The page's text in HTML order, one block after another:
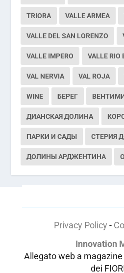
TRIORA VALLE ARMEA
VALLE DEL SAN LORENZO
VALLE IMPERO VALLE RIO
VAL NERVIA VAL ROJA
WINE БЕРЕГ
ДИАНСКАЯ ДОЛИНА
ПАРКИ И САДЫ СТЕРИЯ
ДОЛИНЫ АРДЖЕНТИНА
Privacy Policy -
Innovation
Allegato web a magazine
dei